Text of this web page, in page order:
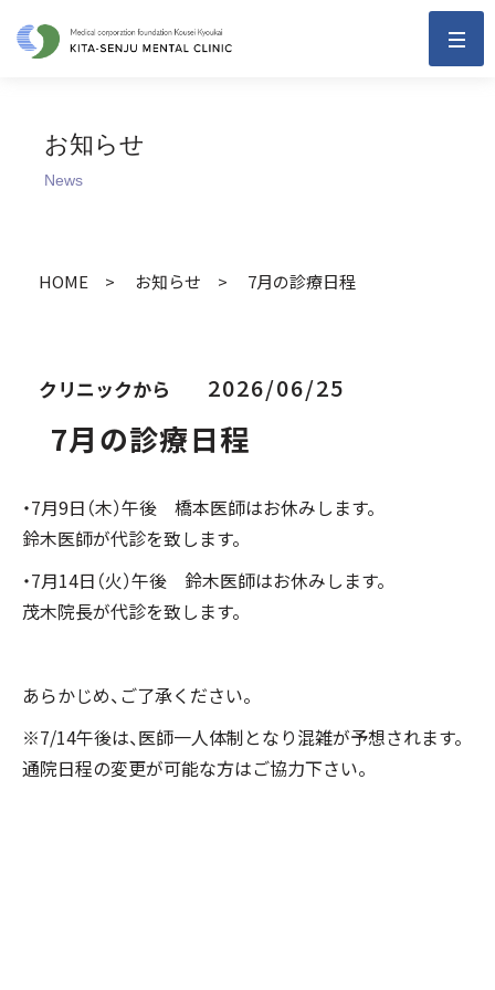
お知らせ
News
HOME お知らせ 7月の診療日程
クリニックから 2026/06/25
7月の診療日程
・7月9日（木）午後 橋本医師はお休みします。
鈴木医師が代診を致します。
・7月14日（火）午後 鈴木医師はお休みします。
茂木院長が代診を致します。
あらかじめ、ご了承ください。
※7/14午後は、医師一人体制となり混雑が予想されます。
通院日程の変更が可能な方はご協力下さい。